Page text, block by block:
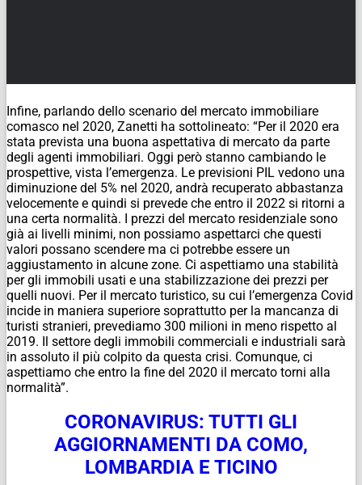
Infine, parlando dello scenario del mercato immobiliare
comasco nel 2020, Zanetti ha sottolineato: “Per il 2020 era
stata prevista una buona aspettativa di mercato da parte
degli agenti immobiliari. Oggi però stanno cambiando le
prospettive, vista l’emergenza. Le previsioni PIL vedono una
diminuzione del 5% nel 2020, andrà recuperato abbastanza
velocemente e quindi si prevede che entro il 2022 si ritorni a
una certa normalità. I prezzi del mercato residenziale sono
già ai livelli minimi, non possiamo aspettarci che questi
valori possano scendere ma ci potrebbe essere un
aggiustamento in alcune zone. Ci aspettiamo una stabilità
per gli immobili usati e una stabilizzazione dei prezzi per
quelli nuovi. Per il mercato turistico, su cui l’emergenza Covid
incide in maniera superiore soprattutto per la mancanza di
turisti stranieri, prevediamo 300 milioni in meno rispetto al
2019. Il settore degli immobili commerciali e industriali sarà
in assoluto il più colpito da questa crisi. Comunque, ci
aspettiamo che entro la fine del 2020 il mercato torni alla
normalità”.
CORONAVIRUS: TUTTI GLI
AGGIORNAMENTI DA COMO,
LOMBARDIA E TICINO